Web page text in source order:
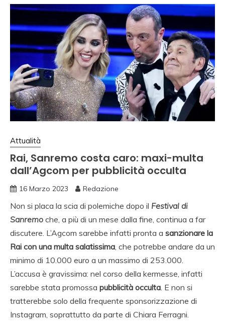
Attualità
Rai, Sanremo costa caro: maxi-multa
dall’Agcom per pubblicità occulta
16 Marzo 2023 Redazione
Non si placa la scia di polemiche dopo il Festival di
Sanremo che, a più di un mese dalla fine, continua a far
discutere. L’Agcom sarebbe infatti pronta a sanzionare la
Rai con una multa salatissima, che potrebbe andare da un
minimo di 10.000 euro a un massimo di 253.000.
L’accusa è gravissima: nel corso della kermesse, infatti
sarebbe stata promossa pubblicità occulta. E non si
tratterebbe solo della frequente sponsorizzazione di
Instagram, soprattutto da parte di Chiara Ferragni.